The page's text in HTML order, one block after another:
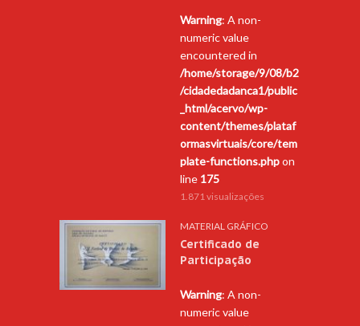
Warning: A non-
numeric value
encountered in
/home/storage/9/08/b2
/cidadedadanca1/public
_html/acervo/wp-
content/themes/plataf
ormasvirtuais/core/tem
plate-functions.phpon
line 175
1.871 visualizações
MATERIAL GRÁFICO
Certificado de
Participação
Warning: A non-
numeric value